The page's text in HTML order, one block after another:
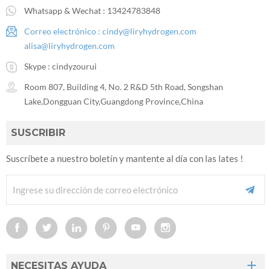
Whatsapp & Wechat : 13424783848
Correo electrónico : cindy@liryhydrogen.com
alisa@liryhydrogen.com
Skype : cindyzourui
Room 807, Building 4, No. 2 R&D 5th Road, Songshan
Lake,Dongguan City,Guangdong Province,China
SUSCRIBIR
Suscríbete a nuestro boletín y mantente al día con las lates !
NECESITAS AYUDA